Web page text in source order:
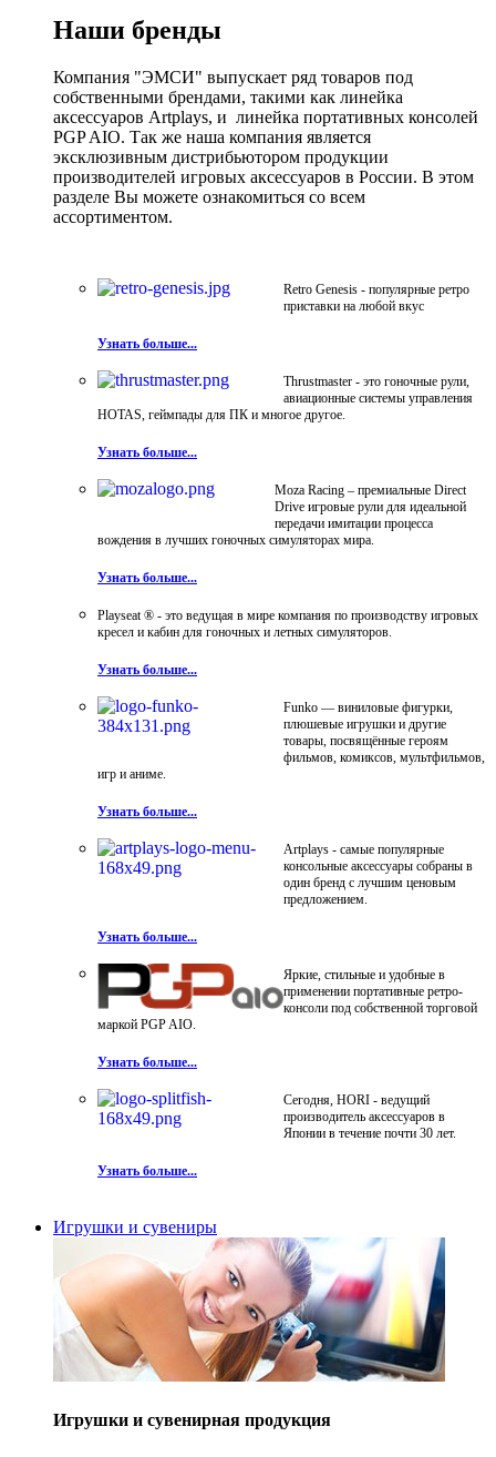
Наши бренды
Компания "ЭМСИ" выпускает ряд товаров под
собственными брендами, такими как линейка
аксессуаров Artplays, и линейка портативных консолей
PGP AIO. Так же наша компания является
эксклюзивным дистрибьютором продукции
производителей игровых аксессуаров в России. В этом
разделе Вы можете ознакомиться со всем
ассортиментом.
Retro Genesis - популярные ретро
приставки на любой вкус
Узнать больше...
Thrustmaster - это гоночные рули,
авиационные системы управления
HOTAS, геймпады для ПК и многое другое.
Узнать больше...
Moza Racing – премиальные Direct
Drive игровые рули для идеальной
передачи имитации процесса
вождения в лучших гоночных симуляторах мира.
Узнать больше...
Playseat ® - это ведущая в мире компания по производству игровых
кресел и кабин для гоночных и летных симуляторов.
Узнать больше...
Funko — виниловые фигурки,
плюшевые игрушки и другие
товары, посвящённые героям
фильмов, комиксов, мультфильмов,
игр и аниме.
Узнать больше...
Artplays - самые популярные
консольные аксессуары собраны в
один бренд с лучшим ценовым
предложением.
Узнать больше...
Яркие, стильные и удобные в
применении портативные ретро-
консоли под собственной торговой
маркой PGP AIO.
Узнать больше...
Сегодня, HORI - ведущий
производитель аксессуаров в
Японии в течение почти 30 лет.
Узнать больше...
Игрушки и сувениры
Игрушки и сувенирная продукция